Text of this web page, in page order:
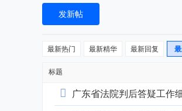
I
发新帖
最新热门 最新精华 最新回复
标题
广东省法院判后答疑工作